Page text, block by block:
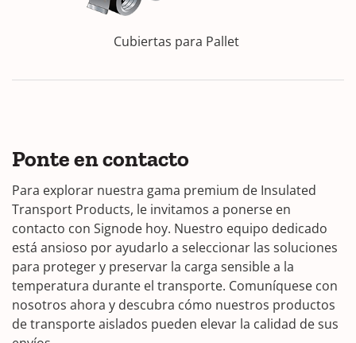
Cubiertas para Pallet
Ponte en contacto
Para explorar nuestra gama premium de Insulated
Transport Products, le invitamos a ponerse en
contacto con Signode hoy. Nuestro equipo dedicado
está ansioso por ayudarlo a seleccionar las soluciones
para proteger y preservar la carga sensible a la
temperatura durante el transporte. Comuníquese con
nosotros ahora y descubra cómo nuestros productos
de transporte aislados pueden elevar la calidad de sus